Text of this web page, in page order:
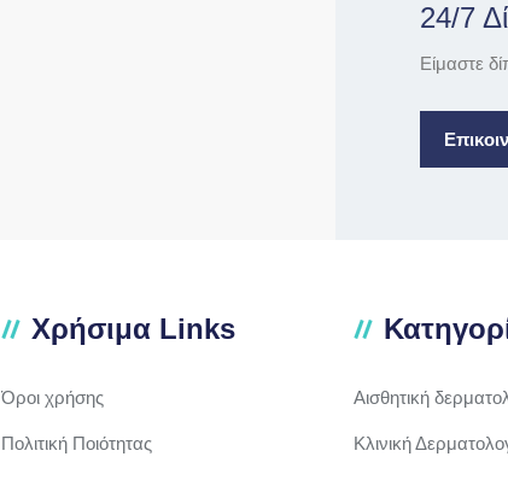
24/7
Είμαστε
Χρήσιμα Links
Όροι χρήσης
Πολιτική Ποιότητας
Αισθητική
Κλινική